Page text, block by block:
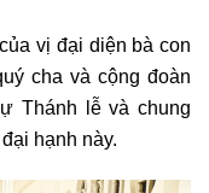
vị đại diện bà con
cha và cộng đoàn
Thánh lễ và chung
hạnh này.